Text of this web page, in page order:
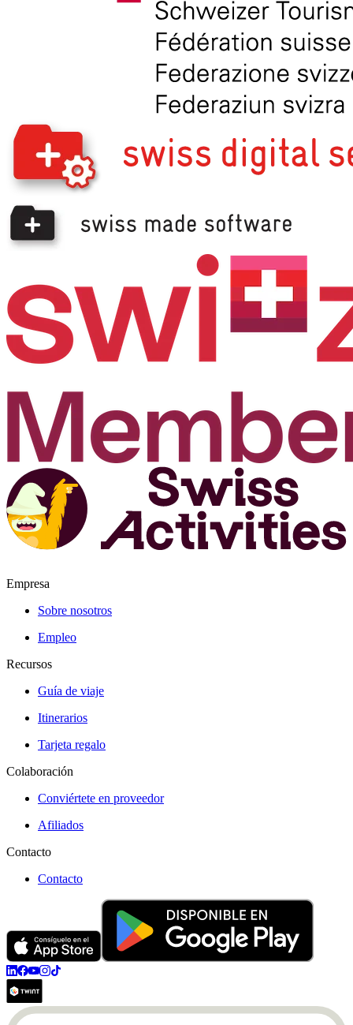
Empresa
Sobre nosotros
Empleo
Recursos
Guía de viaje
Itinerarios
Tarjeta regalo
Colaboración
Conviértete en proveedor
Afiliados
Contacto
Contacto